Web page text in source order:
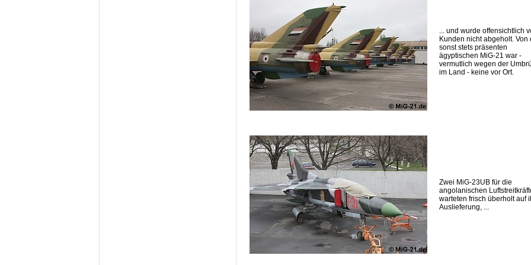
... und wurde offensichtlich
Kunden nicht abgeholt. Von
sonst stets präsenten
ägyptischen MiG-21 war -
vermutlich wegen der
im Land - keine vor Ort.
Zwei MiG-23UB für die
angolanischen
warteten frisch überholt auf
Auslieferung, ...